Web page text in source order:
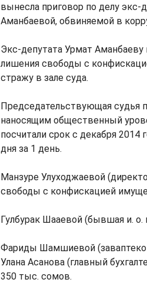
вынесла приговор по делу
Аманбаевой, обвиняемой в
Экс-депутата Урмат Аманбаеву
лишения свободы с
стражу в зале суда.
Председательствующая судья
наносящим общественный
посчитали срок с декабря
дня за 1 день.
Манзуре Улуходжаевой
свободы с конфискацией
Гулбурак Шааевой (бывшая и. о.
Фариды Шамшиевой
Улана Асанова (главный
350 тыс. сомов.